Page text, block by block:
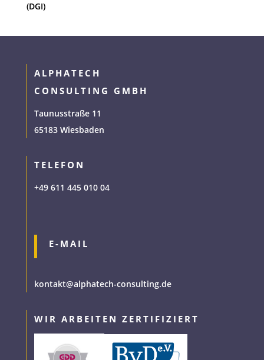
(DGI)
ALPHATECH
CONSULTING GMBH
Taunusstraße 11
65183 Wiesbaden
TELEFON
+49 611 445 010 04
E-MAIL
kontakt@alphatech-consulting.de
WIR ARBEITEN ZERTIFIZIERT